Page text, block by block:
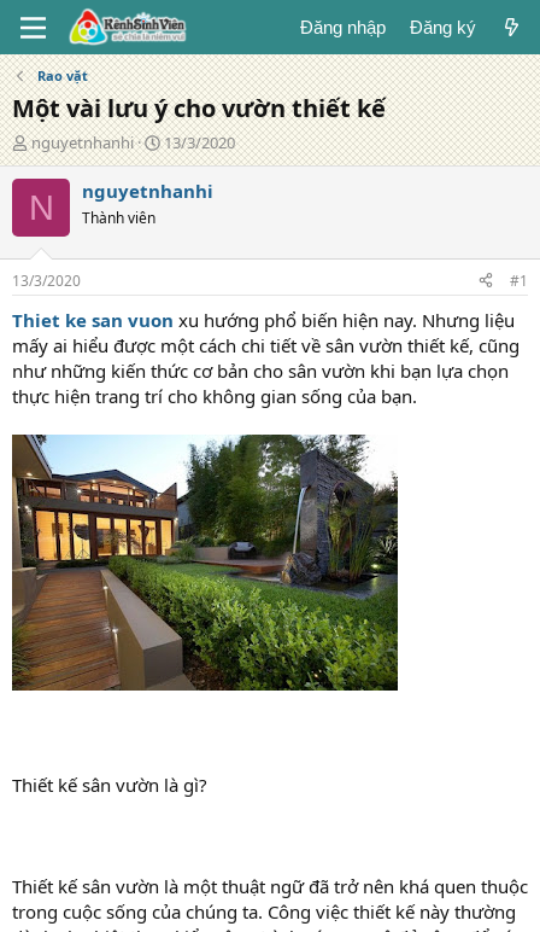
Đăng nhập Đăng ký
Rao vặt
Một vài lưu ý cho vườn thiết kế
T
á
c
g
ả
nguyetnhanhi
N
g
à
g
13/3/2020
N nguyetnhanhi
Thành viên
13/3/2020 #1
Thiet ke san vuon xu hướng phổ biến hiện nay. Nhưng liệu
mấy ai hiểu được một cách chi tiết về sân vườn thiết kế, cũng
như những kiến thức cơ bản cho sân vườn khi bạn lựa chọn
thực hiện trang trí cho không gian sống của bạn.
Thiết kế sân vườn là gì?
Thiết kế sân vườn là một thuật ngữ đã trở nên khá quen thuộc
trong cuộc sống của chúng ta. Công việc thiết kế này thường